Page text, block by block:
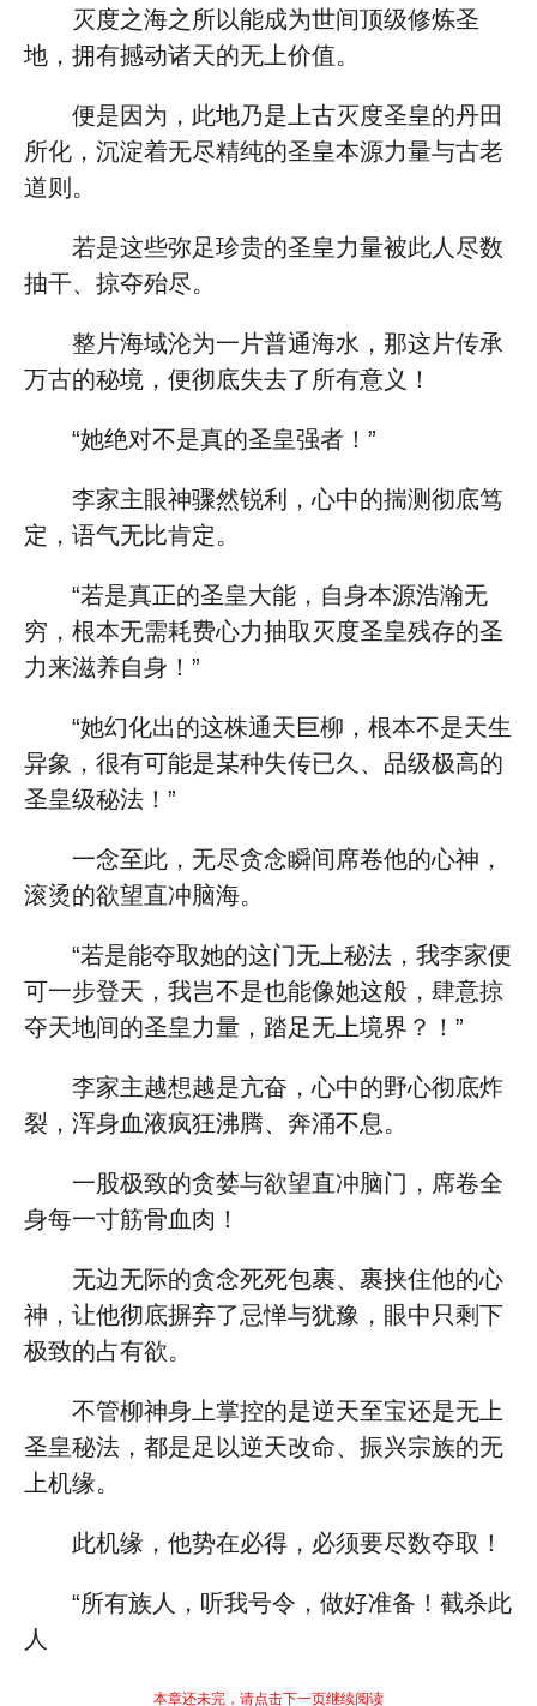
灭度之海之所以能成为世间顶级修炼圣
地，拥有撼动诸天的无上价值。
便是因为，此地乃是上古灭度圣皇的丹田
所化，沉淀着无尽精纯的圣皇本源力量与古老
道则。
若是这些弥足珍贵的圣皇力量被此人尽数
抽干、掠夺殆尽。
整片海域沦为一片普通海水，那这片传承
万古的秘境，便彻底失去了所有意义！
“她绝对不是真的圣皇强者！”
李家主眼神骤然锐利，心中的揣测彻底笃
定，语气无比肯定。
“若是真正的圣皇大能，自身本源浩瀚无
穷，根本无需耗费心力抽取灭度圣皇残存的圣
力来滋养自身！”
“她幻化出的这株通天巨柳，根本不是天生
异象，很有可能是某种失传已久、品级极高的
圣皇级秘法！”
一念至此，无尽贪念瞬间席卷他的心神，
滚烫的欲望直冲脑海。
“若是能夺取她的这门无上秘法，我李家便
可一步登天，我岂不是也能像她这般，肆意掠
夺天地间的圣皇力量，踏足无上境界？！”
李家主越想越是亢奋，心中的野心彻底炸
裂，浑身血液疯狂沸腾、奔涌不息。
一股极致的贪婪与欲望直冲脑门，席卷全
身每一寸筋骨血肉！
无边无际的贪念死死包裹、裹挟住他的心
神，让他彻底摒弃了忌惮与犹豫，眼中只剩下
极致的占有欲。
不管柳神身上掌控的是逆天至宝还是无上
圣皇秘法，都是足以逆天改命、振兴宗族的无
上机缘。
此机缘，他势在必得，必须要尽数夺取！
“所有族人，听我号令，做好准备！截杀此
人
本章还未完，请点击下一页继续阅读